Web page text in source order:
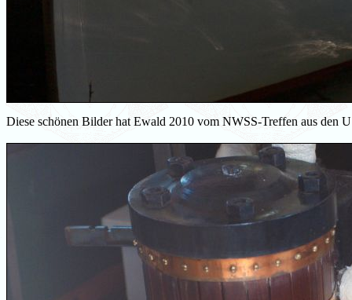
Diese schönen Bilder hat Ewald 2010 vom NWSS-Treffen aus den